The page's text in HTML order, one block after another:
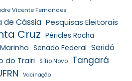
Vicente Fernandes
de Cássia Pesquisas Eleitorais
Cruz Péricles Rocha
Senado Federal Seridó
do Trairi Sítio Novo Tangará
Vacinação